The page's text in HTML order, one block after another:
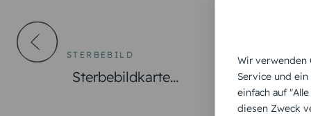
STERBEBILD
Sterbebildkarte
STERBEBILD
& Leben
Wir verwenden
Service und
einfach auf
diesen Zweck